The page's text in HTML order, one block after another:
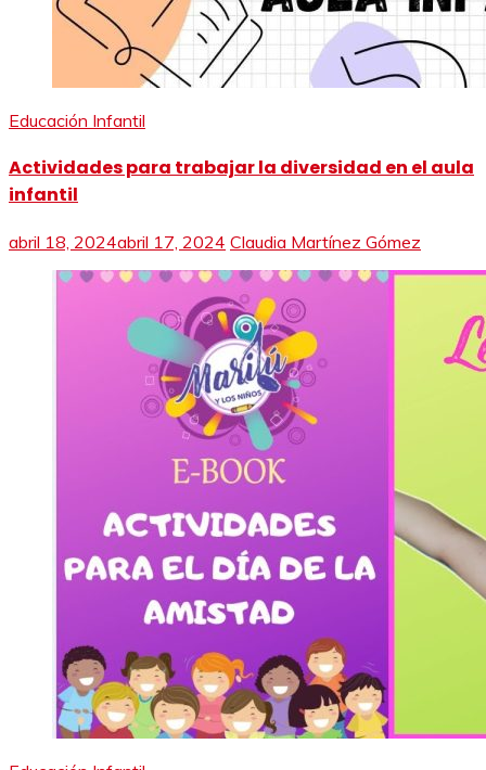
Educación Infantil
Actividades para trabajar la diversidad en el aula
infantil
abril 18, 2024abril 17, 2024 Claudia Martínez Gómez